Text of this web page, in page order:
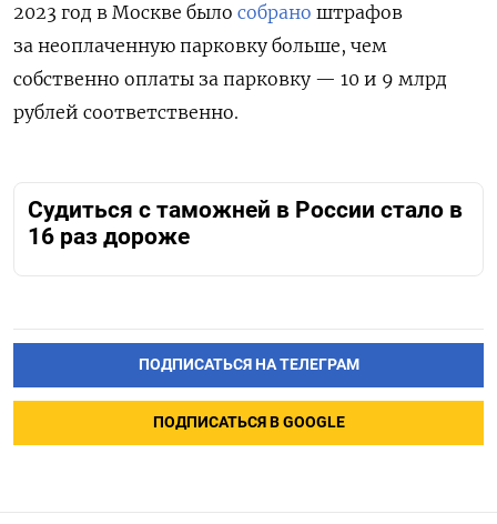
2023 год в Москве было собрано штрафов
за неоплаченную парковку больше, чем
собственно оплаты за парковку — 10 и 9 млрд
рублей соответственно.
Судиться с таможней в России стало в
16 раз дороже
ПОДПИСАТЬСЯ НА ТЕЛЕГРАМ
ПОДПИСАТЬСЯ В GOOGLE